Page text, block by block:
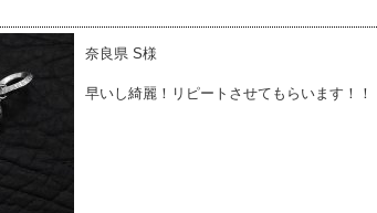
奈良県 S様
早いし綺麗！リピートさせてもらいます！！